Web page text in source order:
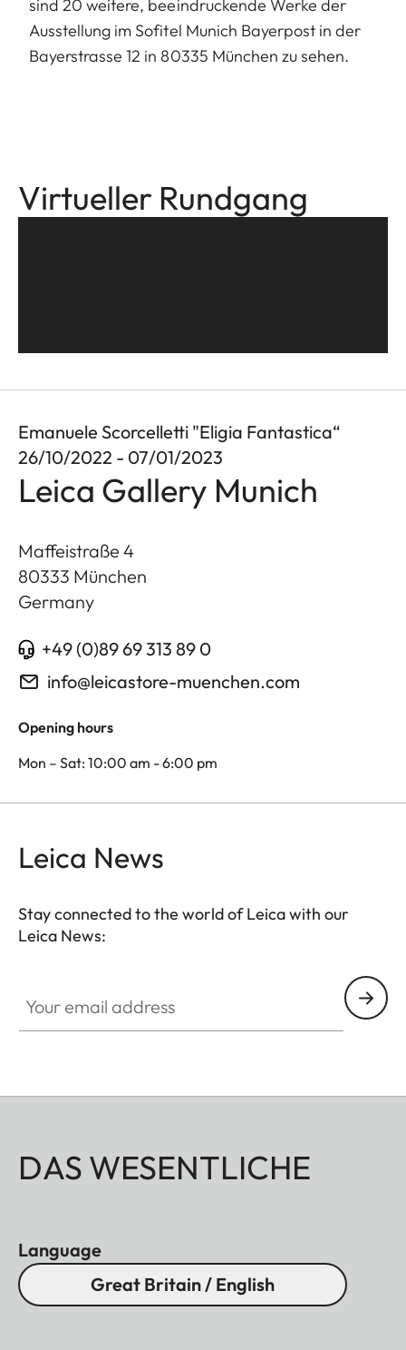
sind 20 weitere, beeindruckende Werke der
Ausstellung im Sofitel Munich Bayerpost in der
Bayerstrasse 12 in 80335 München zu sehen.
Virtueller Rundgang
Emanuele Scorcelletti "Eligia Fantastica“
26/10/2022 - 07/01/2023
Leica Gallery Munich
Maffeistraße 4
80333 München
Germany
+49 (0)89 69 313 89 0
info@leicastore-muenchen.com
Opening hours
Mon – Sat: 10:00 am - 6:00 pm
Leica News
Stay connected to the world of Leica with our
Leica News:
DAS WESENTLICHE
Language
Great Britain / English